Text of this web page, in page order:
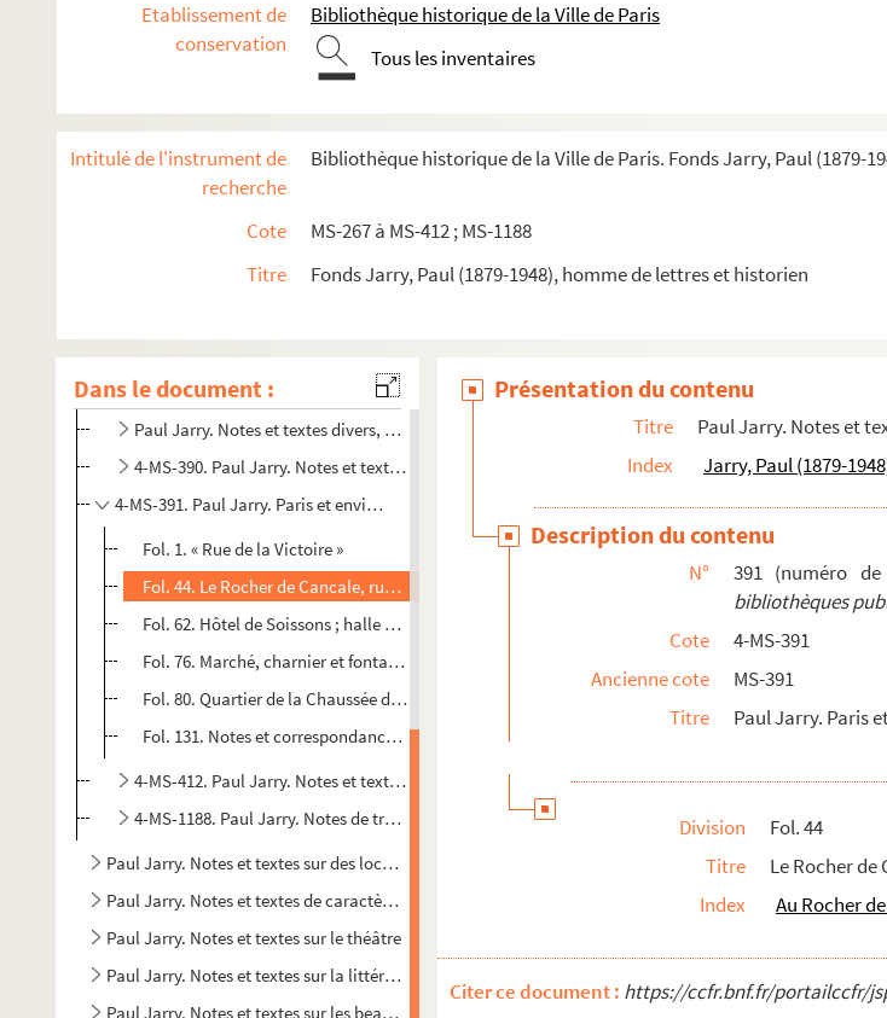
Etablissement de
conservation
Bibliothèque historique de la Ville de Paris
Tous les inventaires
Intitulé de l'instrument de
recherche
Bibliothèque historique de la Ville de Paris. Fonds Jarry, Paul (1879-
Cote
MS-267 à MS-412 ; MS-1188
Titre
Fonds Jarry, Paul (1879-1948), homme de lettres et historien
Dans le document :
Paul Jarry. « En marge du vieux Paris. Les magasins de nouveautés. Histoire anecdotique et
8-MS-350. Paul Jarry. « Vestiges du passé », réunion d'articles imprimés, avec quelques corrections
Paul Jarry. « Vieilles demeures parisiennes »
4-MS-356. Paul Jarry. Divers textes sur des bâtiments de Paris ou de l'Ile-de-France
4-MS-358. Paul Jarry. Écrits divers sur Paris ou des Parisiens célèbres
8-MS-359. Paul Jarry. « Cénacles et vieux logis parisiens », épreuves corrigées
4-MS-377. Paul Jarry. Paris et environs. Histoire, archéologie, sauvegarde. Notes diverses
4-MS-378. Paul Jarry. Paris et Parisiens. Notes diverses
Paul Jarry. Notes et textes divers, principalement sur Paris
4-MS-390. Paul Jarry. Notes et textes sur Paris et l'Île-de-France
4-MS-391. Paul Jarry. Paris et environs. Texte et notes divers
Fol. 1. « Rue de la Victoire »
Fol. 44. Le Rocher de Cancale, rue Montorgueil
Fol. 62. Hôtel de Soissons ; halle aux blés ; colonne de Catherine de Médicis
Fol. 76. Marché, charnier et fontaine des Innocents
Fol. 80. Quartier de la Chaussée d'Antin
Fol. 131. Notes et correspondance sur des sujets divers, touchant principalement Paris et les environs
4-MS-412. Paul Jarry. Notes et textes divers
4-MS-1188. Paul Jarry. Notes de travail, textes rédigés, coupures de journaux, plans, concernant
Paul Jarry. Notes et textes sur des localités extérieures à Paris
Paul Jarry. Notes et textes de caractère biographique
Paul Jarry. Notes et textes sur le théâtre
Paul Jarry. Notes et textes sur la littérature
Paul Jarry. Notes et textes sur les beaux-arts
Présentation du contenu
Titre
Paul Jarry. Notes et
Index
Jarry, Paul (1879-
Description du contenu
N° 391 (numéro
bibliothèques
Cote
4-MS-391
Ancienne cote
MS-391
Titre
Paul Jarry. Paris
Division
Fol. 44
Titre
Le Rocher
Index
Au Rocher
Citer ce document : https://ccfr.bnf.fr/portailccfr/